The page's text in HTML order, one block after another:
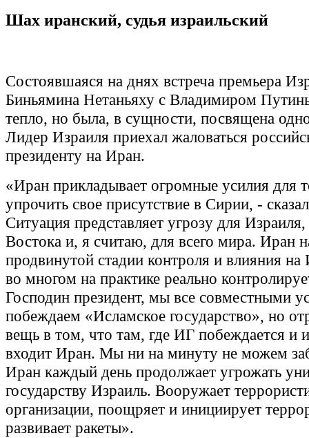
Шах иранский, судья израильский
Состоявшаяся на днях встреча премьера
Биньямина Нетаньяху с Владимиром
тепло, но была, в сущности, посвящена
Лидер Израиля приехал жаловаться
президенту на Иран.
«Иран прикладывает огромные усилия для
упрочить свое присутствие в Сирии, -
Ситуация представляет угрозу для
Востока и, я считаю, для всего мира. Иран
продвинутой стадии контроля и влияния
во многом на практике реально
Господин президент, мы все совместными
побеждаем «Исламское государство», но
вещь в том, что там, где ИГ побеждается и
входит Иран. Мы ни на минуту не можем
Иран каждый день продолжает угрожать
государству Израиль. Вооружает
организации, поощряет и инициирует
развивает ракеты».